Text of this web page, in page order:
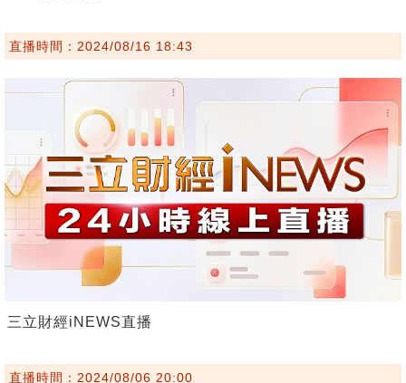
直播時間：2024/08/16 18:43
三立財經iNEWS直播
直播時間：2024/08/06 20:00